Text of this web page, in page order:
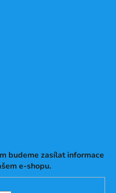
budeme zasílat informace
e-shopu.